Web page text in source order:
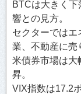
BTCは大きく
響との見方。
セクターではエ
業、不動産に売
米債券市場は大
昇。
VIX指数は17.2